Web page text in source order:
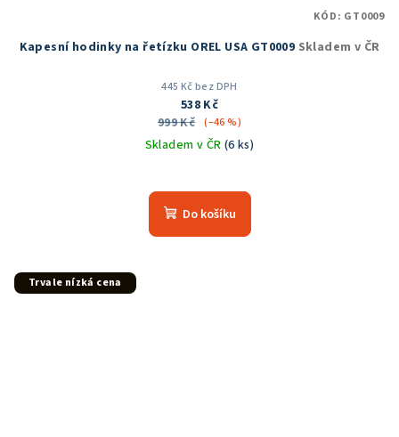
Kapesní hodinky na řetízku OREL USA GT0009 Skladem v ČR
445 Kč bez DPH
538 Kč
999 Kč (–46 %)
Skladem v ČR (6 ks)
hodnocení
produktu
Do košíku
KÓD: GT0009
Trvale nízká cena